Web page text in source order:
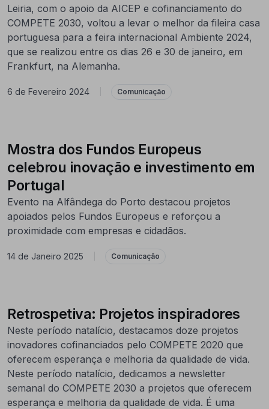
Leiria, com o apoio da AICEP e cofinanciamento do
COMPETE 2030, voltou a levar o melhor da fileira casa
portuguesa para a feira internacional Ambiente 2024,
que se realizou entre os dias 26 e 30 de janeiro, em
Frankfurt, na Alemanha.
6 de Fevereiro 2024 Comunicação
Mostra dos Fundos Europeus
celebrou inovação e investimento em
Portugal
Evento na Alfândega do Porto destacou projetos
apoiados pelos Fundos Europeus e reforçou a
proximidade com empresas e cidadãos.
14 de Janeiro 2025 Comunicação
Retrospetiva: Projetos inspiradores
Neste período natalício, destacamos doze projetos
inovadores cofinanciados pelo COMPETE 2020 que
oferecem esperança e melhoria da qualidade de vida.
Neste período natalício, dedicamos a newsletter
semanal do COMPETE 2030 a projetos que oferecem
esperança e melhoria da qualidade de vida. É uma